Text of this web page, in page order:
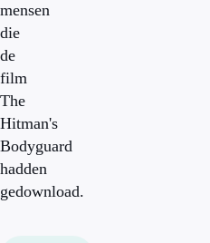
mensen
die
de
film
The
Hitman's
Bodyguard
hadden
gedownload.